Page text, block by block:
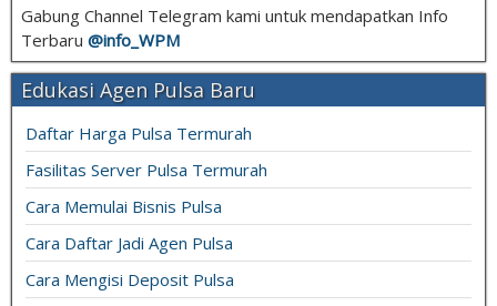
Gabung Channel Telegram kami untuk mendapatkan Info
Terbaru @info_ WPM
Edukasi Agen Pulsa Baru
Daftar Harga Pulsa Termurah
Fasilitas Server Pulsa Termurah
Cara Memulai Bisnis Pulsa
Cara Daftar Jadi Agen Pulsa
Cara Mengisi Deposit Pulsa